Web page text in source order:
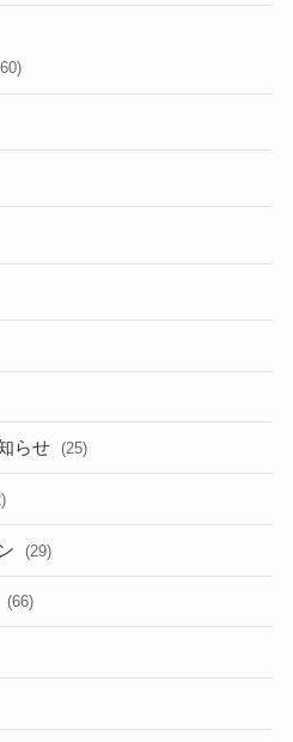
らせ (25)
(29)
(66)